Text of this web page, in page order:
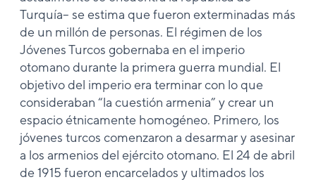
Turquía– se estima que fueron exterminadas más
de un millón de personas. El régimen de los
Jóvenes Turcos gobernaba en el imperio
otomano durante la primera guerra mundial. El
objetivo del imperio era terminar con lo que
consideraban “la cuestión armenia” y crear un
espacio étnicamente homogéneo. Primero, los
jóvenes turcos comenzaron a desarmar y asesinar
a los armenios del ejército otomano. El 24 de abril
de 1915 fueron encarcelados y ultimados los